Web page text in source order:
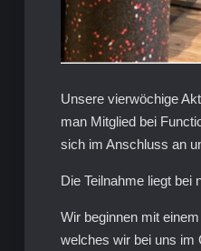
Unsere vierwöchige
man Mitglied bei
sich im Anschluss an
Die Teilnahme liegt bei
Wir beginnen mit
welches wir bei uns im